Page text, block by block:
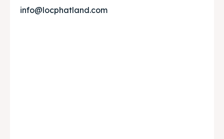
info@locphatland.com